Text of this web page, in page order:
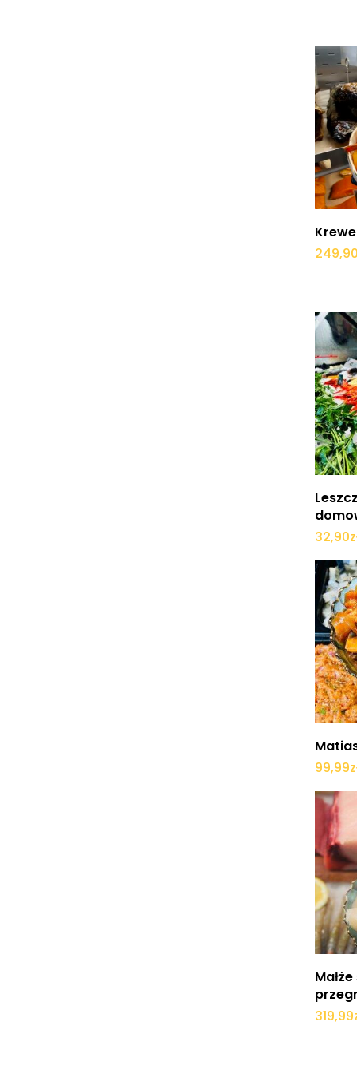
249,90
32,90
99,99
319,99